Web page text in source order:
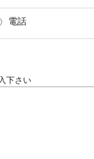
電話
下さい